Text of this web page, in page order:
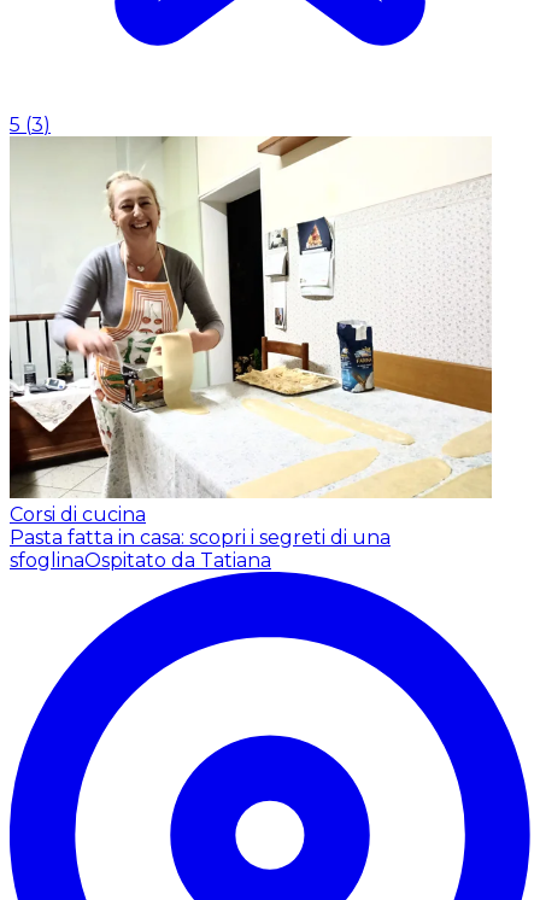
5 (3)
Corsi di cucina
Pasta fatta in casa: scopri i segreti di una
sfoglinaOspitato da Tatiana